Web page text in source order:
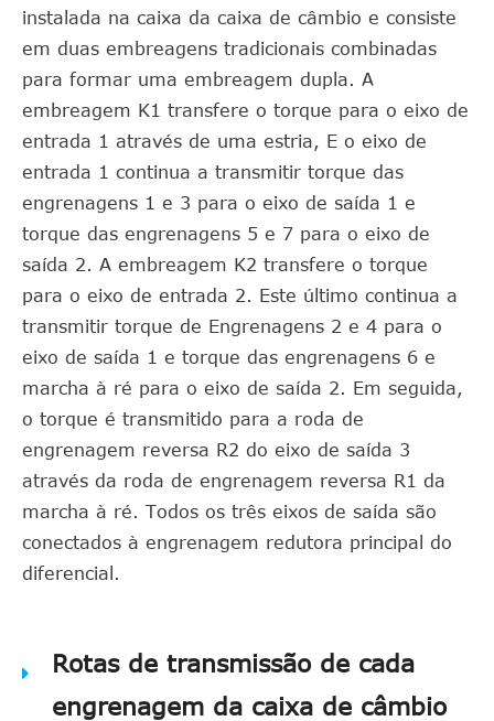
instalada na caixa da caixa de câmbio e consiste
em duas embreagens tradicionais combinadas
para formar uma embreagem dupla. A
embreagem K1 transfere o torque para o eixo de
entrada 1 através de uma estria, E o eixo de
entrada 1 continua a transmitir torque das
engrenagens 1 e 3 para o eixo de saída 1 e
torque das engrenagens 5 e 7 para o eixo de
saída 2. A embreagem K2 transfere o torque
para o eixo de entrada 2. Este último continua a
transmitir torque de Engrenagens 2 e 4 para o
eixo de saída 1 e torque das engrenagens 6 e
marcha à ré para o eixo de saída 2. Em seguida,
o torque é transmitido para a roda de
engrenagem reversa R2 do eixo de saída 3
através da roda de engrenagem reversa R1 da
marcha à ré. Todos os três eixos de saída são
conectados à engrenagem redutora principal do
diferencial.
Rotas de transmissão de cada
engrenagem da caixa de câmbio